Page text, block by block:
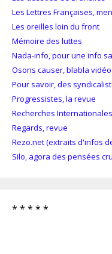
Les Lettres Françaises,
Les oreilles loin du front
Mémoire des luttes
Nada-info, pour une info
Osons causer, blabla
Pour savoir, des
Progressistes, la revue
Recherches Internationales
Regards, revue
Rezo.net (extraits d'infos
Silo, agora des pensées
* * * * *